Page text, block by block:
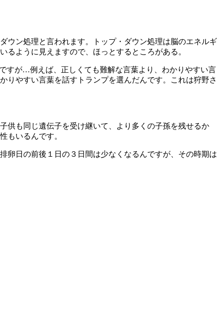
ウン処理と言われます。トップ・ダウン処理は脳のエネルギ
ように見えますので、ほっとするところがある。
すが…例えば、正しくても難解な言葉より、わかりやすい言
りやすい言葉を話すトランプを選んだんです。これは狩野さ
供も同じ遺伝子を受け継いて、より多くの子孫を残せるか
もいるんです。
卵日の前後１日の３日間は少なくなるんですが、その時期は